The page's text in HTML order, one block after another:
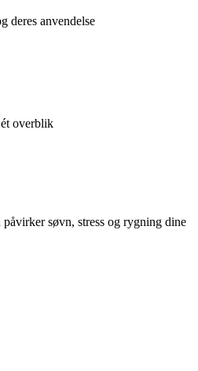
deres anvendelse
overblik
søvn, stress og rygning dine